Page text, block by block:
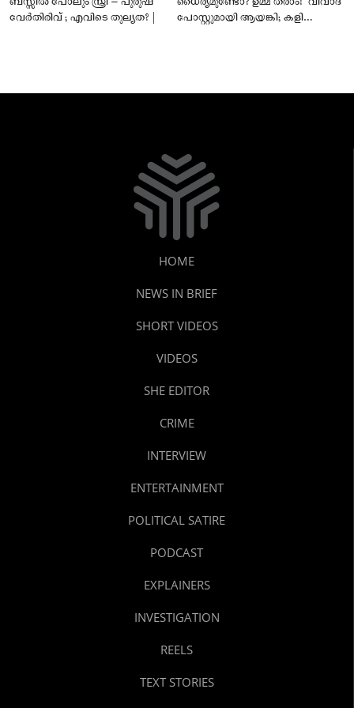
വേർതിരിവ് ; എവിടെ തുല്യത? |
പോസ്റ്റുമായി ആയങ്കി; കളി
HOME
NEWS IN BRIEF
SHORT VIDEOS
VIDEOS
SHE EDITOR
CRIME
INTERVIEW
ENTERTAINMENT
POLITICAL SATIRE
PODCAST
EXPLAINERS
INVESTIGATION
REELS
TEXT STORIES